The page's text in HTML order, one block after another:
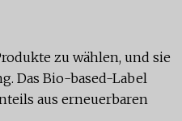
zu wählen, und sie
Das Bio-based-Label
aus erneuerbaren